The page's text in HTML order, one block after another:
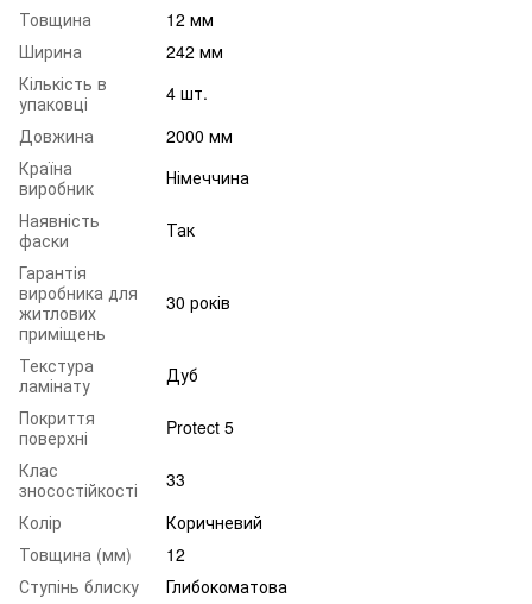
Товщина
12 мм
Ширина
242 мм
Кількість в
упаковці
4 шт.
Довжина
2000 мм
Країна
виробник
Німеччина
Наявність
фаски
Так
Гарантія
виробника для
житлових
приміщень
30 років
Текстура
ламінату
Дуб
Покриття
поверхні
Protect 5
Клас
зносостійкості
33
Колір
Коричневий
Товщина (мм)
12
Ступінь блиску
Глибокоматова